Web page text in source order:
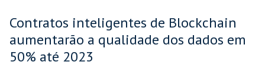
Contratos inteligentes de Blockchain
aumentarão a qualidade dos dados em
50% até 2023